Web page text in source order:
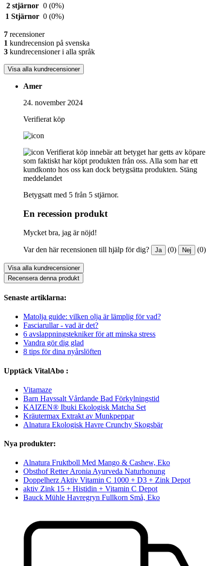
2 stjärnor 0 (0%)
1 Stjärnor 0 (0%)
7 recensioner
1 kundrecension på svenska
3 kundrecensioner i alla språk
Visa alla kundrecensioner
Amer
24. november 2024
Verifierat köp
Verifierat köp innebär att betyget har getts av köpare
som faktiskt har köpt produkten från oss. Alla som har ett
kundkonto hos oss kan dock betygsätta produkten. Stäng
meddelandet
Betygsatt med 5 från 5 stjärnor.
En recession produkt
Mycket bra, jag är nöjd!
Var den här recensionen till hjälp för dig? Ja (0) Nej (0)
Visa alla kundrecensioner
Recensera denna produkt
Senaste artiklarna:
Matolja guide: vilken olja är lämplig för vad?
Fasciarullar - vad är det?
6 avslappningstekniker för att minska stress
Vandra gör dig glad
8 tips för dina nyårslöften
Upptäck VitalAbo :
Vitamaze
Barn Havssalt Vårdande Bad Förkylningstid
KAIZEN® Ibuki Ekologisk Matcha Set
Kräutermax Extrakt av Munkpeppar
Alnatura Ekologisk Havre Crunchy Skogsbär
Nya produkter:
Alnatura Fruktboll Med Mango & Cashew, Eko
Obsthof Retter Aronia Ayurveda Naturhonung
Doppelherz Aktiv Vitamin C 1000 + D3 + Zink Depot
aktiv Zink 15 + Histidin + Vitamin C Depot
Bauck Mühle Havregryn Fullkorn Små, Eko